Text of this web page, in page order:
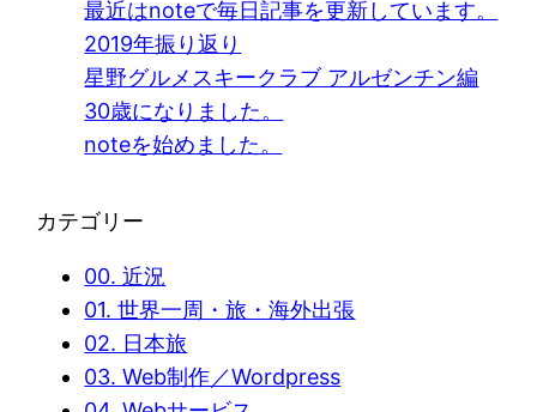
最近はnoteで毎日記事を更新しています。
2019年振り返り
星野グルメスキークラブ アルゼンチン編
30歳になりました。
noteを始めました。
カテゴリー
00. 近況
01. 世界一周・旅・海外出張
02. 日本旅
03. Web制作／Wordpress